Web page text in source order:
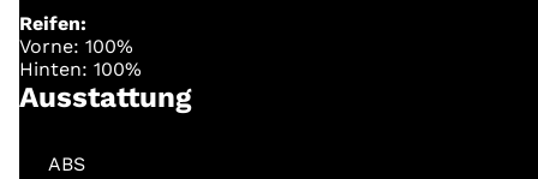
Reifen:
Vorne: 100%
Hinten: 100%
Ausstattung
ABS